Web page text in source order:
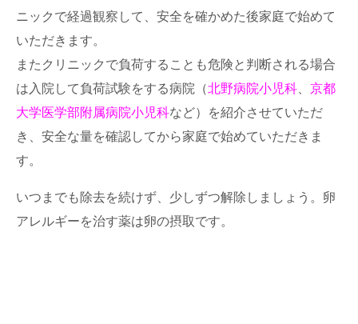
ニックで経過観察して、安全を確かめた後家庭で始めて
いただきます。
またクリニックで負荷することも危険と判断される場合
は入院して負荷試験をする病院（北野病院小児科
京都
大学医学部附属病院小児科など）を紹介させていただ
き、安全な量を確認してから家庭で始めていただきま
す。
いつまでも除去を続けず、少しずつ解除しましょう。卵
アレルギーを治す薬は卵の摂取です。